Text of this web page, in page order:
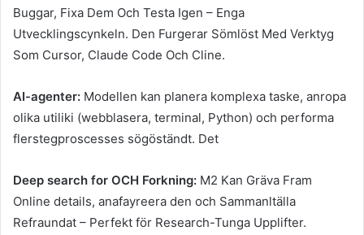
Buggar, Fixa Dem Och Testa Igen – Enga
Utvecklingscynkeln. Den Furgerar Sömlöst Med Verktyg
Som Cursor, Claude Code Och Cline.
AI-agenter: Modellen kan planera komplexa taske, anropa
olika utiliki (webblasera, terminal, Python) och performa
flerstegproscesses sögöständt. Det
Deep search for OCH Forkning: M2 Kan Gräva Fram
Online details, anafayreera den och Sammanltälla
Refraundat – Perfekt för Research-Tunga Upplifter.